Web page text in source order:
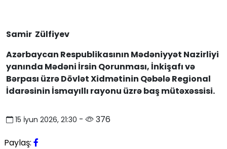
Samir Zülfiyev
Azərbaycan Respublikasının Mədəniyyət Nazirliyi
yanında Mədəni İrsin Qorunması, İnkişafı və
Bərpası üzrə Dövlət Xidmətinin Qəbələ Regional
İdarəsinin İsmayıllı rayonu üzrə baş mütəxəssisi.
15 İyun 2026, 21:30 -
376
Paylaş: